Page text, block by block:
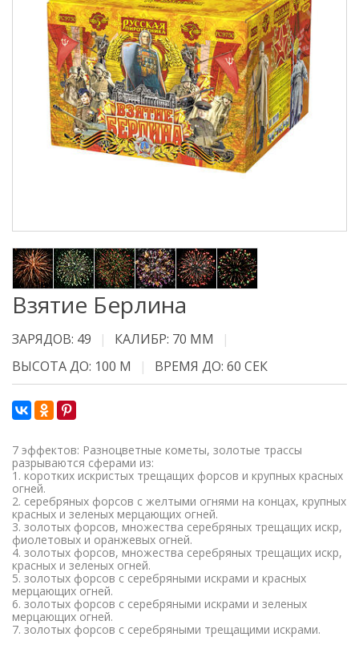
Взятие Берлина
ЗАРЯДОВ: 49
КАЛИБР: 70 ММ
ВЫСОТА ДО: 100 М
ВРЕМЯ ДО: 60 СЕК
7 эффектов: Разноцветные кометы, золотые трассы
разрываются сферами из:
1. коротких искристых трещащих форсов и крупных красных
огней.
2. серебряных форсов с желтыми огнями на концах, крупных
красных и зеленых мерцающих огней.
3. золотых форсов, множества серебряных трещащих искр,
фиолетовых и оранжевых огней.
4. золотых форсов, множества серебряных трещащих искр,
красных и зеленых огней.
5. золотых форсов с серебряными искрами и красных
мерцающих огней.
6. золотых форсов с серебряными искрами и зеленых
мерцающих огней.
7. золотых форсов с серебряными трещащими искрами.